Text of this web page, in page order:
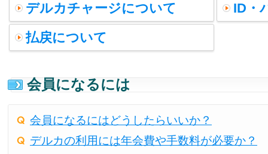
デルカチャージについて
ID・
払戻について
会員になるには
会員になるにはどうしたらいいか？
デルカの利用には年会費や手数料が必要か？